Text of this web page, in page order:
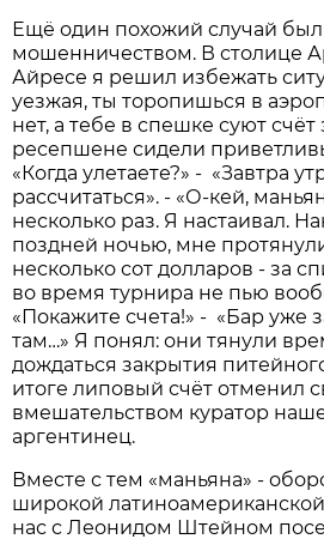
Ещё один похожий случай был
мошенничеством. В столице
Айресе я решил избежать
уезжая, ты торопишься в
нет, а тебе в спешке суют
ресепшене сидели
«Когда улетаете?» - «Завтра
рассчитаться». - «О-кей,
несколько раз. Я настаивал.
поздней ночью, мне
несколько сот долларов - за
во время турнира не пью
«Покажите счета!» - «Бар уже
там…» Я понял: они тянули
дождаться закрытия
итоге липовый счёт отменил
вмешательством куратор
аргентинец.
Вместе с тем «маньяна» -
широкой
нас с Леонидом Штейном